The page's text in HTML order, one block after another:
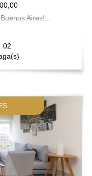
Aires!...
02